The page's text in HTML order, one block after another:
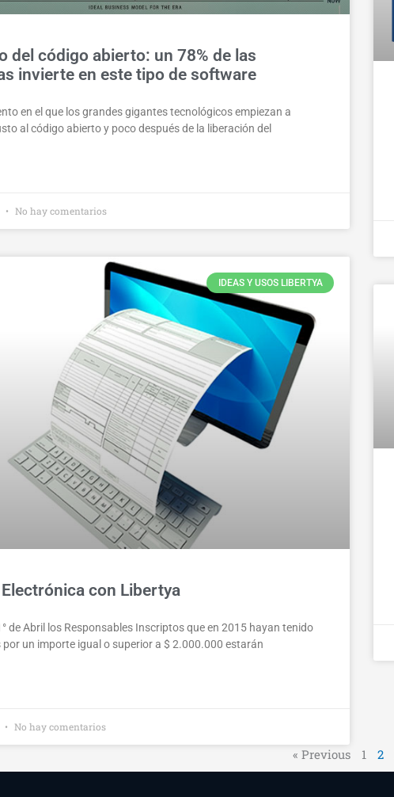
del código abierto: un 78% de las
invierte en este tipo de software
en el que los grandes gigantes tecnológicos empiezan a
al código abierto y poco después de la liberación del
No hay comentarios
IDEAS Y USOS LIBERTYA
con Libertya
de Abril los Responsables Inscriptos que en 2015 hayan tenido
por un importe igual o superior a $ 2.000.000 estarán
No hay comentarios
« Previous 1 2